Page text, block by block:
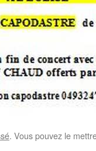
. Vous pouvez le